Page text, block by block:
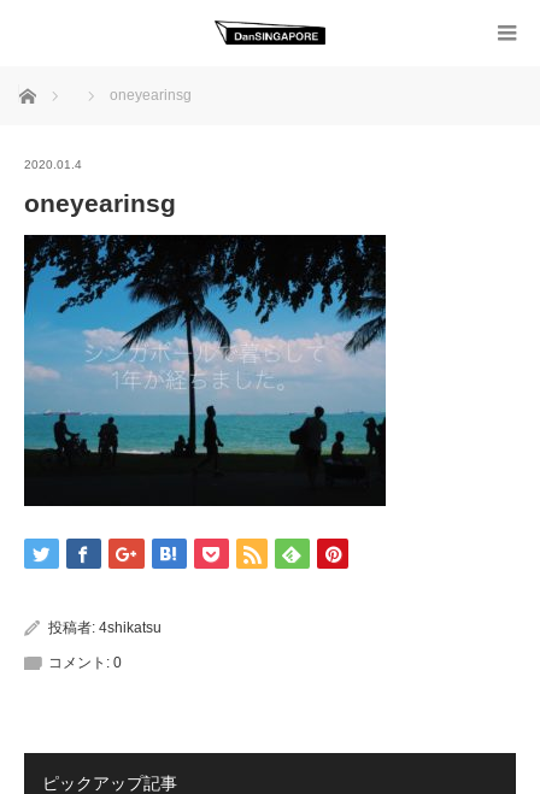
ホーム oneyearinsg
2020.01.4
oneyearinsg
投稿者: 4shikatsu
コメント: 0
ピックアップ記事